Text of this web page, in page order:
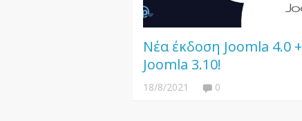
Νέα έκδοση Joomla 4.0 +
Joomla 3.10!
18/8/2021 0